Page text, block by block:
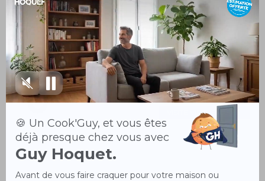
EXCLUSIVITÉ
VISITE VIRTUELLE
Appartement 3 pièces 56 m²
BERNAY 27300
626,40 € / mois
Bernay, au coeur du centre-ville, 5 minutes de la gare Dans une
belle résidence récente Ap...